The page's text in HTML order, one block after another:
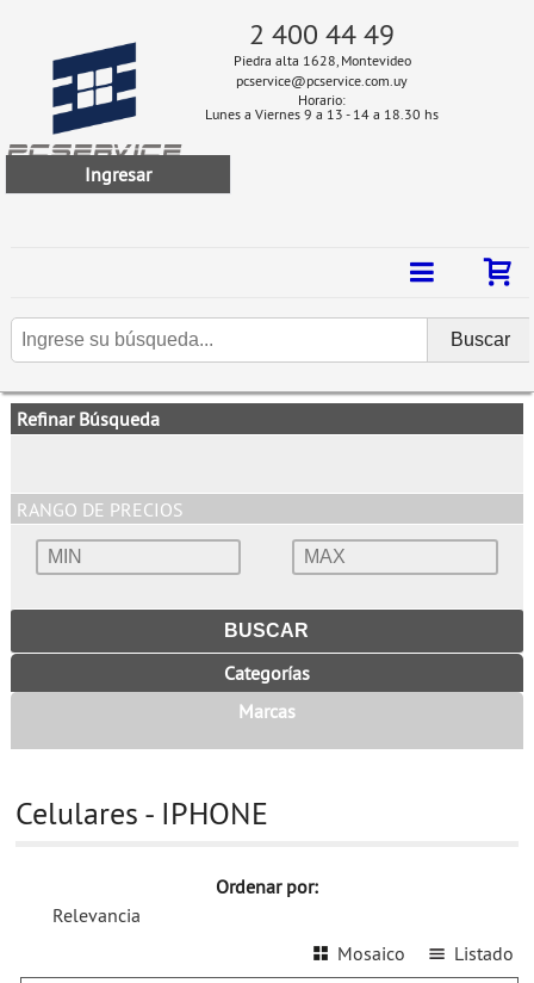
2 400 44 49
Piedra alta 1628, Montevideo
pcservice@pcservice.com.uy
Horario:
Lunes a Viernes 9 a 13 - 14 a 18.30 hs
Ingresar
Refinar Búsqueda
RANGO DE PRECIOS
Categorías
Marcas
Celulares - IPHONE
Ordenar por:
Relevancia
Listado
Mosaico